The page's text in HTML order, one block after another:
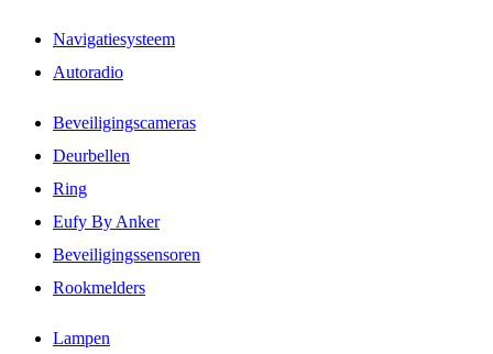
Navigatiesysteem
Autoradio
Beveiligingscameras
Deurbellen
Ring
Eufy By Anker
Beveiligingssensoren
Rookmelders
Lampen